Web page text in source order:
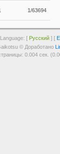
1/63694
Language: [ Русский ] [
© Доработано
0.004 сек.